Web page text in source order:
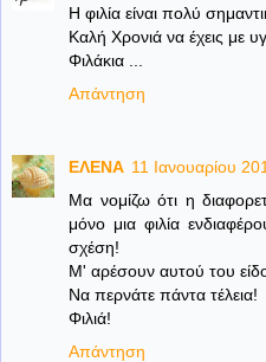
Η φιλία είναι πολύ
Καλή Χρονιά να έχεις με
Φιλάκια ...
Απάντηση
ΕΛΕΝΑ 11 Ιανουαρίου
Mα νομίζω ότι η
μόνο μια φιλία
σχέση!
Μ' αρέσουν αυτού του
Να περνάτε πάντα τέλεια!
Φιλιά!
Απάντηση